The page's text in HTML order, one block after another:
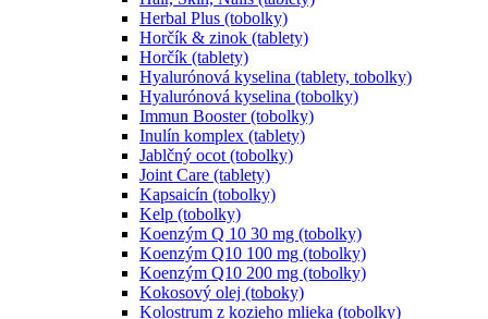
Herbal Plus (tobolky)
Horčík & zinok (tablety)
Horčík (tablety)
Hyalurónová kyselina (tablety, tobolky)
Hyalurónová kyselina (tobolky)
Immun Booster (tobolky)
Inulín komplex (tablety)
Jablčný ocot (tobolky)
Joint Care (tablety)
Kapsaicín (tobolky)
Kelp (tobolky)
Koenzým Q 10 30 mg (tobolky)
Koenzým Q10 100 mg (tobolky)
Koenzým Q10 200 mg (tobolky)
Kokosový olej (toboky)
Kolostrum z kozieho mlieka (tobolky)